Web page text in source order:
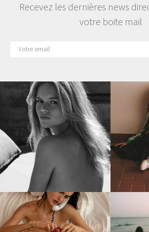
Recevez les dernières news
votre boite mail